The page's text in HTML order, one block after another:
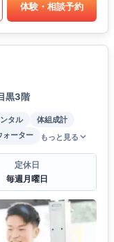
体験・相談予約
黒3階
タル
体組成計
ォーター もっと見る
定休日
毎週月曜日